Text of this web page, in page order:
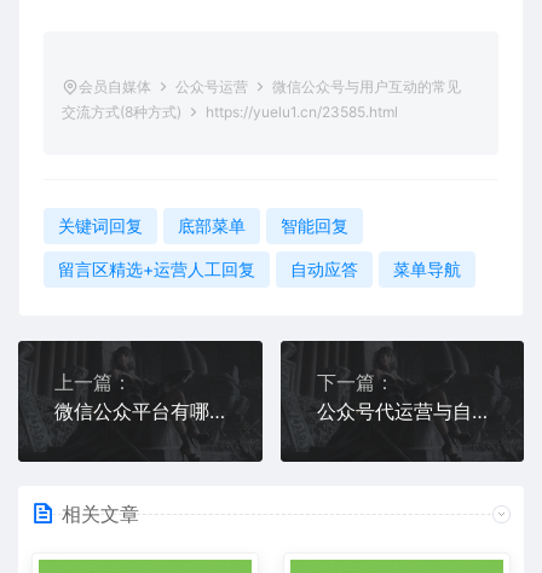
会员自媒体 公众号运营
微信公众号与用户互动的常见
交流方式(8种方式)
https://yuelu1.cn/23585.html
关键词回复 底部菜单 智能回复
留言区精选+运营人工回复 自动应答 菜单导航
上一篇：
微信公众平台有哪些营销互动活动
下一篇：
公众号代运营与自运营区别对比,优势体现在哪些方面
相关文章